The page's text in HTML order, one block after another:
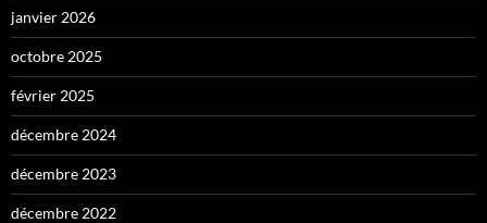
janvier 2026
octobre 2025
février 2025
décembre 2024
décembre 2023
décembre 2022